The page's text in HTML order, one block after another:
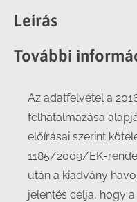
Facebook
X
Leírás
További
Az adatfelvétel a
felhatalmazása
előírásai szerint
1185/2009/EK-
után a kiadvány
jelentés célja, hogy